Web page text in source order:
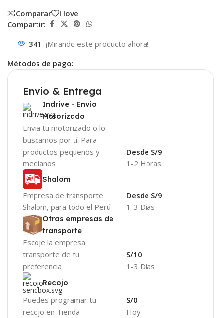
Comparar
I love
Compartir:
341 ¡Mirando este producto ahora!
Métodos de pago:
Envio & Entrega
Indrive - Envio
Motorizado
Envia tu motorizado o lo
buscamos por tí. Para
productos pequeños y
medianos
1-2 Horas
Desde S/9
Shalom
Empresa de transporte
Shalom, para todo el Perú
1-3 Días
Desde S/9
Otras empresas de
transporte
Escoje la empresa
transporte de tu
preferencia
1-3 Días
S/10
Recojo
Puedes programar tu
recojo en Tienda
Hoy
S/0